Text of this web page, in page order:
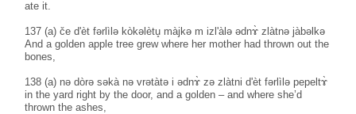
ate it.
137 (a) če d'èt fərlìlə kòkəlètu̥ màjkə m izl'àlə ədnɤ̀ zlàtnə jàbəlkə
And a golden apple tree grew where her mother had thrown out the
bones,
138 (a) nə dòrə səkà nə vrətàtə i ədnɤ̀ zə zlàtni d'èt fərlìlə pepeltɤ̀
in the yard right by the door, and a golden – and where she’d
thrown the ashes,